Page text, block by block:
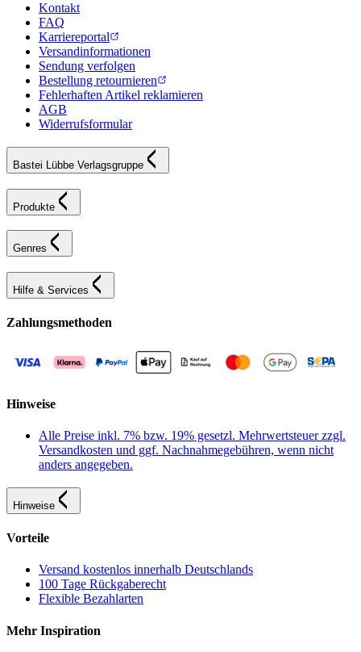
Kontakt
FAQ
Karriereportal
Versandinformationen
Sendung verfolgen
Bestellung retournieren
Fehlerhaften Artikel reklamieren
AGB
Widerrufsformular
Bastei Lübbe Verlagsgruppe
Produkte
Genres
Hilfe & Services
Zahlungsmethoden
Hinweise
Alle Preise inkl. 7% bzw. 19% gesetzl. Mehrwertsteuer zzgl.
Versandkosten und ggf. Nachnahmegebühren, wenn nicht
anders angegeben.
Hinweise
Vorteile
Versand kostenlos innerhalb Deutschlands
100 Tage Rückgaberecht
Flexible Bezahlarten
Mehr Inspiration